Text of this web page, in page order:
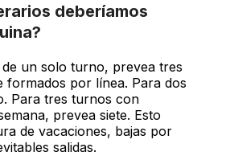
deberíamos
un solo turno, prevea tres
formados por línea. Para dos
Para tres turnos con
prevea siete. Esto
de vacaciones, bajas por
salidas.